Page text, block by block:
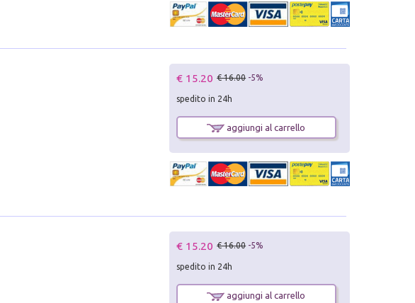
€ 15.20 € 16.00 -5%
spedito in 24h
aggiungi al carrello
€ 15.20 € 16.00 -5%
spedito in 24h
aggiungi al carrello